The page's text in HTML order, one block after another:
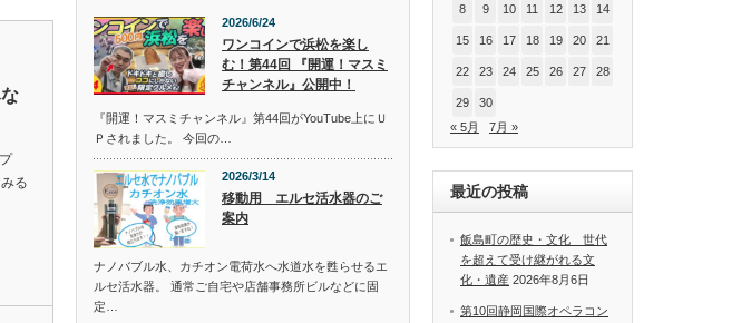
る
2026/6/24
ワンコインで浜松を楽し
む！第44回 『開運！マスミ
チャンネル』公開中！
『開運！マスミチャンネル』第44回がYouTube上にＵ
Ｐされました。 今回の…
2026/3/14
移動用 エルセ活水器のご
案内
ナノバブル水、カチオン電荷水へ水道水を甦らせるエ
ルセ活水器。 通常ご自宅や店舗事務所ビルなどに固
定…
8 9 10 11 12 13 14
15 16 17 18 19 20 21
22 23 24 25 26 27 28
29
30
« 5月
7月 »
最近の投稿
飯島町の歴史・文化 世代
を超えて受け継がれる文
化・遺産 2026年8月6日
第10回静岡国際オペラコン